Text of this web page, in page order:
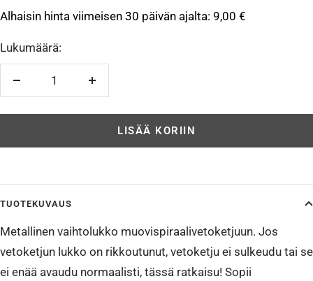
Alhaisin hinta viimeisen 30 päivän ajalta: 9,00 €
Lukumäärä:
Vähennä
LISÄÄ KORIIN
TUOTEKUVAUS
Metallinen vaihtolukko muovispiraalivetoketjuun. Jos
vetoketjun lukko on rikkoutunut, vetoketju ei sulkeudu tai se
ei enää avaudu normaalisti, tässä ratkaisu! Sopii